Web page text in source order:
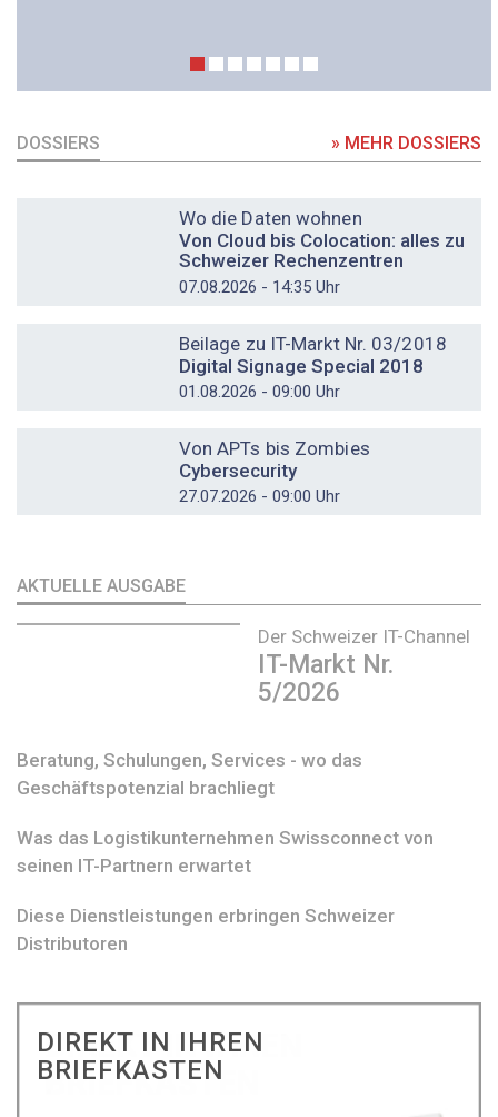
DOSSIERS » MEHR DOSSIERS
Wo die Daten wohnen
Von Cloud bis Colocation: alles zu
Schweizer Rechenzentren
07.08.2026 - 14:35 Uhr
Beilage zu IT-Markt Nr. 03/2018
Digital Signage Special 2018
01.08.2026 - 09:00 Uhr
Von APTs bis Zombies
Cybersecurity
27.07.2026 - 09:00 Uhr
AKTUELLE AUSGABE
Der Schweizer IT-Channel
IT-Markt Nr.
5/2026
Beratung, Schulungen, Services - wo das
Geschäftspotenzial brachliegt
Was das Logistikunternehmen Swissconnect von
seinen IT-Partnern erwartet
Diese Dienstleistungen erbringen Schweizer
Distributoren
DIREKT IN IHREN
BRIEFKASTEN